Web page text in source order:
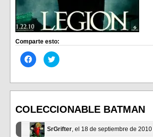
Comparte esto:
Haz
clic
en
(Se
en
una
nueva)
Haz
clic
en
(Se
en
una
nueva)
COLECCIONABLE BATMAN
SrGrifter , el 18 de septiembre de 2010